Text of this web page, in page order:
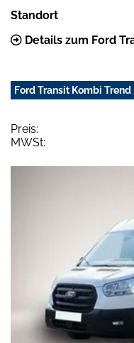
Standort
Details zum Ford
Ford Transit Kombi
Preis:
MWSt: